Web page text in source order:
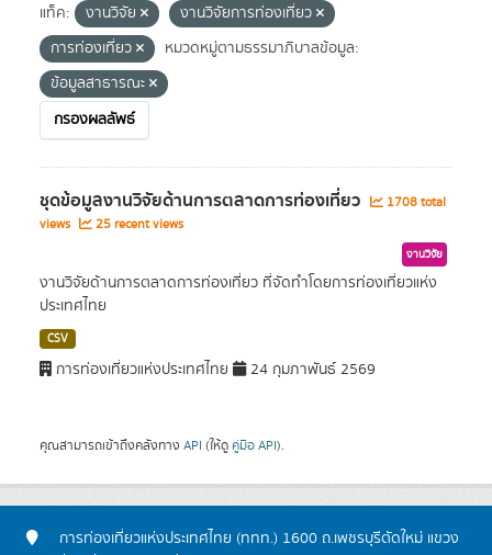
แท็ค: งานวิจัย
งานวิจัยการท่องเที่ยว
การท่องเที่ยว
หมวดหมู่ตามธรรมาภิบาลข้อมูล:
ข้อมูลสาธารณะ
กรองผลลัพธ์
ชุดข้อมูลงานวิจัยด้านการตลาดการท่องเที่ยว
1708 total
views
25 recent views
งานวิจัย
งานวิจัยด้านการตลาดการท่องเที่ยว ที่จัดทำโดยการท่องเที่ยวแห่ง
ประเทศไทย
CSV
การท่องเที่ยวแห่งประเทศไทย 24 กุมภาพันธ์ 2569
คุณสามารถเข้าถึงคลังทาง API (ให้ดู คู่มือ API).
การท่องเที่ยวแห่งประเทศไทย (ททท.) 1600 ถ.เพชรบุรีตัดใหม่ แขวง